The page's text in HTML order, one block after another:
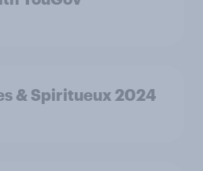
& Spiritueux 2024